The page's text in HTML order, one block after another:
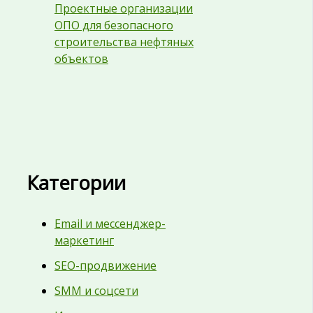
Проектные организации
ОПО для безопасного
строительства нефтяных
объектов
Категории
Email и мессенджер-
маркетинг
SEO-продвижение
SMM и соцсети